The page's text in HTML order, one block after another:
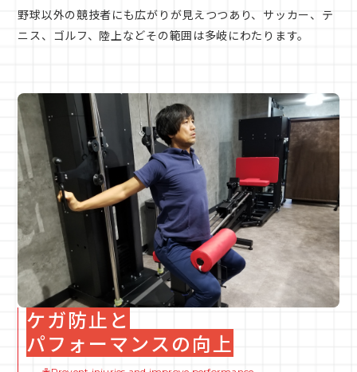
野球以外の競技者にも広がりが見えつつあり、サッカー、テ
ニス、ゴルフ、陸上などその範囲は多岐にわたります。
ケガ防止と
パフォーマンスの向上